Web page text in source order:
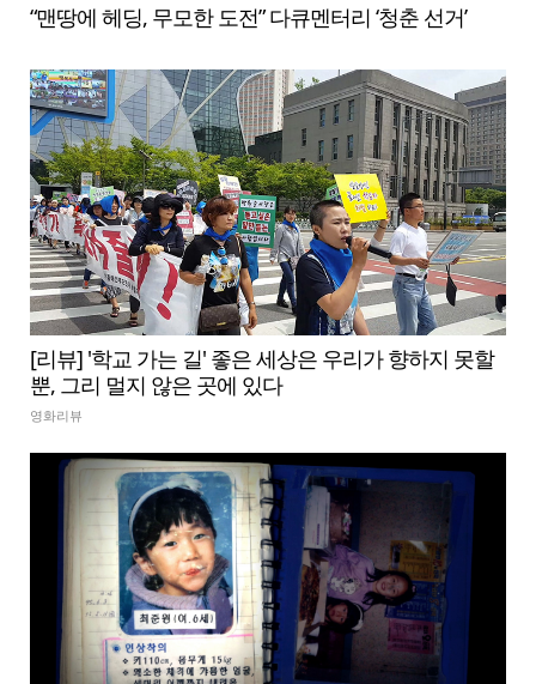
“맨땅에 헤딩, 무모한 도전” 다큐멘터리 ‘청춘 선거’
[리뷰] '학교 가는 길' 좋은 세상은 우리가 향하지 못할
뿐, 그리 멀지 않은 곳에 있다
영화리뷰